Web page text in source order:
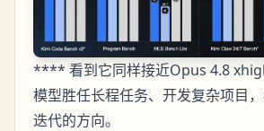
**** 看到它同样接近Opus 4.8
模型胜任长程任务、开发复杂项目
迭代的方向。